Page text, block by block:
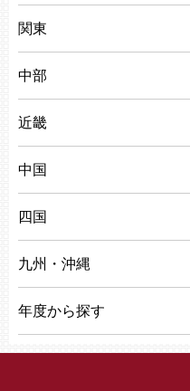
関東
中部
近畿
中国
四国
九州・沖縄
年度から探す